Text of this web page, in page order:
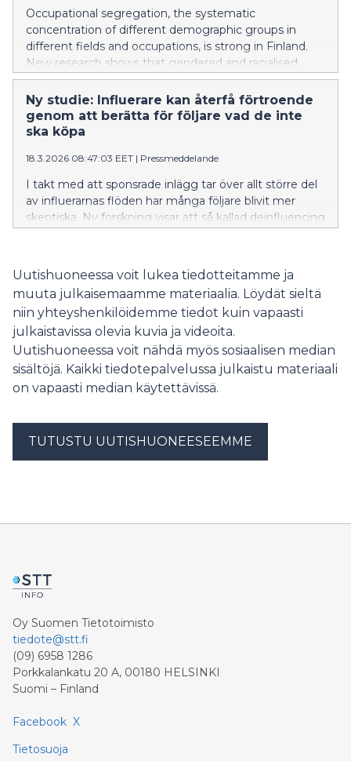
Occupational segregation, the systematic
concentration of different demographic groups in
different fields and occupations, is strong in Finland.
New research shows that gendered and racialised
stereotypical assumptions reproduce segregation in
vocational education.
Ny studie: Influerare kan återfå förtroende
genom att berätta för följare vad de inte
ska köpa
18.3.2026 08:47:03 EET | Pressmeddelande
I takt med att sponsrade inlägg tar över allt större del
av influerarnas flöden har många följare blivit mer
skeptiska. Ny forskning visar att så kallad deinfluencing
förtroendet.
Uutishuoneessa voit lukea tiedotteitamme ja
muuta julkaisemaamme materiaalia. Löydät sieltä
niin yhteyshenkilöidemme tiedot kuin vapaasti
julkaistavissa olevia kuvia ja videoita.
Uutishuoneessa voit nähdä myös sosiaalisen median
sisältöjä. Kaikki tiedotepalvelussa julkaistu materiaali
on vapaasti median käytettävissä.
TUTUSTU UUTISHUONEESEEMME
Oy Suomen Tietotoimisto
tiedote@stt.fi
(09) 6958 1286
Porkkalankatu 20 A, 00180 HELSINKI
Suomi – Finland
Facebook X
Tietosuoja